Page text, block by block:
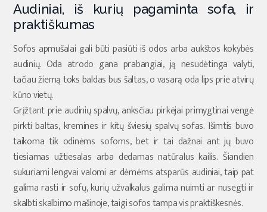
Audiniai, iš kurių pagaminta sofa, ir
praktiškumas
Sofos apmušalai gali būti pasiūti iš odos arba aukštos kokybės
audinių. Oda atrodo gana prabangiai, ją nesudėtinga valyti,
tačiau žiemą toks baldas bus šaltas, o vasarą oda lips prie atvirų
kūno vietų.
Grįžtant prie audinių spalvų, anksčiau pirkėjai primygtinai vengė
pirkti baltas, kremines ir kitų šviesių spalvų sofas. Išimtis buvo
taikoma tik odinėms sofoms, bet ir tai dažnai ant jų buvo
tiesiamas užtiesalas arba dedamas natūralus kailis. Šiandien
sukuriami lengvai valomi ar dėmėms atsparūs audiniai, taip pat
galima rasti ir sofų, kurių užvalkalus galima nuimti ar nusegti ir
skalbti skalbimo mašinoje, taigi sofos tampa vis praktiškesnės.